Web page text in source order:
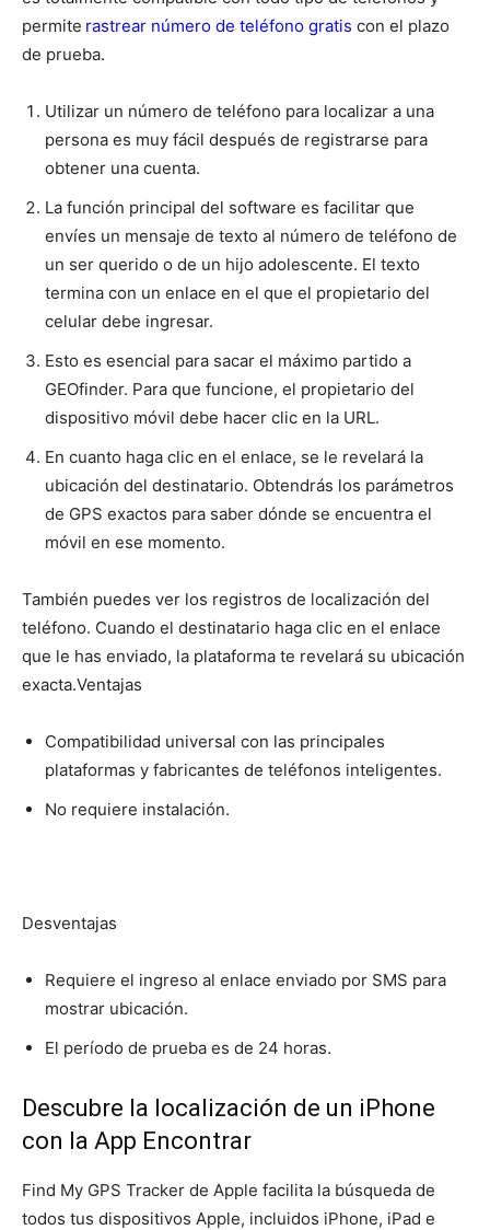
permite rastrear número de teléfono gratis con el plazo
de prueba.
Utilizar un número de teléfono para localizar a una
persona es muy fácil después de registrarse para
obtener una cuenta.
La función principal del software es facilitar que
envíes un mensaje de texto al número de teléfono de
un ser querido o de un hijo adolescente. El texto
termina con un enlace en el que el propietario del
celular debe ingresar.
Esto es esencial para sacar el máximo partido a
GEOfinder. Para que funcione, el propietario del
dispositivo móvil debe hacer clic en la URL.
En cuanto haga clic en el enlace, se le revelará la
ubicación del destinatario. Obtendrás los parámetros
de GPS exactos para saber dónde se encuentra el
móvil en ese momento.
También puedes ver los registros de localización del
teléfono. Cuando el destinatario haga clic en el enlace
que le has enviado, la plataforma te revelará su ubicación
exacta.Ventajas
Compatibilidad universal con las principales
plataformas y fabricantes de teléfonos inteligentes.
No requiere instalación.
Desventajas
Requiere el ingreso al enlace enviado por SMS para
mostrar ubicación.
El período de prueba es de 24 horas.
Descubre la localización de un iPhone
con la App Encontrar
Find My GPS Tracker de Apple facilita la búsqueda de
todos tus dispositivos Apple, incluidos iPhone, iPad e